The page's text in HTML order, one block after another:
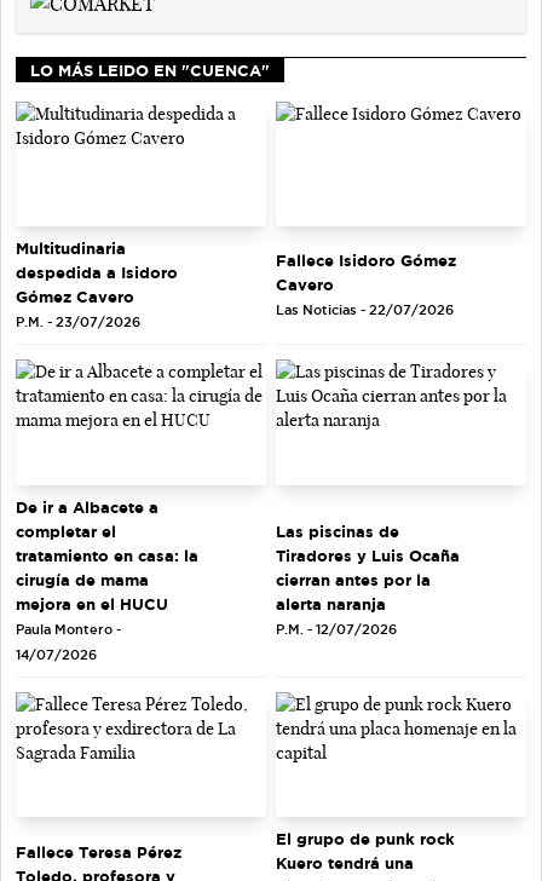
LO MÁS LEIDO EN "CUENCA"
Multitudinaria
despedida a Isidoro
Gómez Cavero
P.M. - 23/07/2026
Fallece Isidoro Gómez
Cavero
Las Noticias - 22/07/2026
De ir a Albacete a
completar el
tratamiento en casa: la
cirugía de mama
mejora en el HUCU
Paula Montero -
14/07/2026
Las piscinas de
Tiradores y Luis Ocaña
cierran antes por la
alerta naranja
P.M. - 12/07/2026
Fallece Teresa Pérez
Toledo, profesora y
El grupo de punk rock
Kuero tendrá una